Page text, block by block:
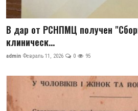
В дар от РСНПМЦ получен
клиническ...
admin Февраль 11, 2026 0 95